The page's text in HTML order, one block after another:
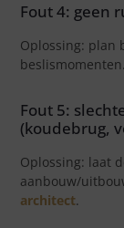
Fout 4: geen
Oplossing: plan
beslismomenten.
Fout 5:
(koudebrug,
Oplossing: laat
aanbouw/
architect.